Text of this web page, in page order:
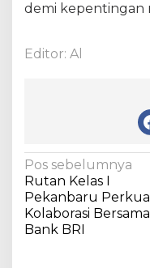
demi kepentingan
Editor: Al
N
a
v
i
Pos sebelumnya
Rutan Kelas I
Pekanbaru
Kolaborasi Bersama
Bank BRI